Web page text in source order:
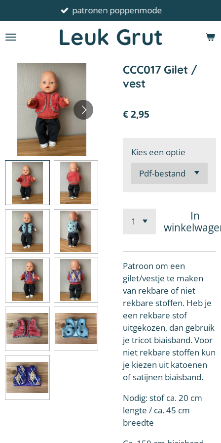
direct
naar
Leuk Grut
patronen poppenmode
CCC017 Gilet /
vest
€ 2,95
Kies een optie
In
Patroon om een
gilet/vestje te maken
van rekbare of niet
rekbare stoffen. Heb je
een rekbare stof
uitgekozen, dan gebruik
je tricot biaisband. Voor
niet rekbare stoffen kun
je kiezen uit katoenen
of satijnen biaisband.
Nodig: stof ca. 20 cm
lengte / ca. 45 cm
breedte